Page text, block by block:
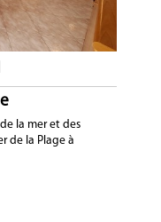
la mer et des
de la Plage à